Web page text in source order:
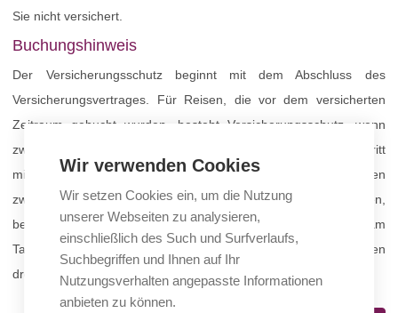
Sie nicht versichert.
Buchungshinweis
Der Versicherungsschutz beginnt mit dem Abschluss des
Versicherungsvertrages. Für Reisen, die vor dem versicherten
Zeitraum gebucht wurden, besteht Versicherungsschutz, wenn
zwischen Vertragsbeginn und planmäßigem Reiseantritt
mindestens 30 Tage liegen. Für Reisebuchungen, bei denen
zwischen Buchung und Reisebeginn weniger als 30 Tage liegen,
besteht Versicherungsschutz, wenn der Versicherungsvertrag am
Tag der Reisebuchung oder spätestens innerhalb der nächsten
drei Werktage beginnt.
Wir verwenden Cookies
Wir setzen Cookies ein, um die Nutzung
unserer Webseiten zu analysieren,
einschließlich des Such und Surfverlaufs,
Suchbegriffen und Ihnen auf Ihr
Nutzungsverhalten angepasste Informationen
anbieten zu können.